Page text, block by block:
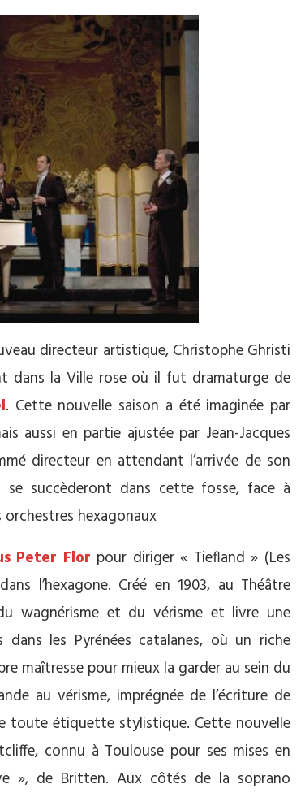
directeur artistique, Christophe Ghristi
dans la Ville rose où il fut dramaturge de
. Cette nouvelle saison a été imaginée par
aussi en partie ajustée par Jean-Jacques
directeur en attendant l’arrivée de son
se succèderont dans cette fosse, face à
orchestres hexagonaux
Peter Flor pour diriger « Tiefland » (Les
l’hexagone. Créé en 1903, au Théâtre
wagnérisme et du vérisme et livre une
les Pyrénées catalanes, où un riche
maîtresse pour mieux la garder au sein du
au vérisme, imprégnée de l’écriture de
toute étiquette stylistique. Cette nouvelle
connu à Toulouse pour ses mises en
», de Britten. Aux côtés de la soprano